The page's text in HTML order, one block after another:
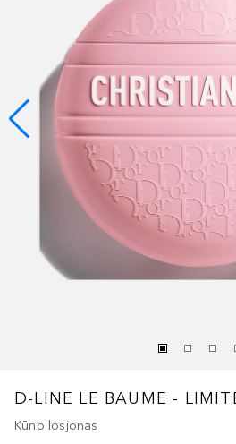
D-LINE LE BAUME -
Kūno losjonas